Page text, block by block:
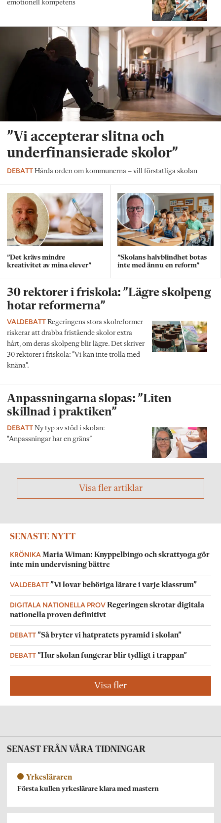
emotionell kompetens
”Vi accepterar slitna och
underfinansierade skolor”
DEBATT Hårda orden om kommunerna – vill förstatliga skolan
”Det krävs mindre
kreativitet av mina elever”
”Skolans halvblindhet botas
inte med ännu en reform”
30 rektorer i friskola: ”Lägre skolpeng
hotar reformerna”
VALDEBATT Regeringens stora skolreformer
riskerar att drabba fristående skolor extra
hårt, om deras skolpeng blir lägre. Det skriver
30 rektorer i friskola: ”Vi kan inte trolla med
knäna”.
Anpassningarna slopas: ”Liten
skillnad i praktiken”
DEBATT Ny typ av stöd i skolan:
"Anpassningar har en gräns”
Visa fler artiklar
SENASTE NYTT
KRÖNIKA Maria Wiman: Knyppelbingo och skrattyoga gör
inte min undervisning bättre
VALDEBATT”Vi lovar behöriga lärare i varje klassrum”
DIGITALA NATIONELLA PROVRegeringen skrotar digitala
nationella proven definitivt
DEBATT”Så bryter vi hatpratets pyramid i skolan”
DEBATT”Hur skolan fungerar blir tydligt i trappan”
Visa fler
SENAST FRÅN VÅRA TIDNINGAR
Yrkesläraren
Första kullen yrkeslärare klara med mastern